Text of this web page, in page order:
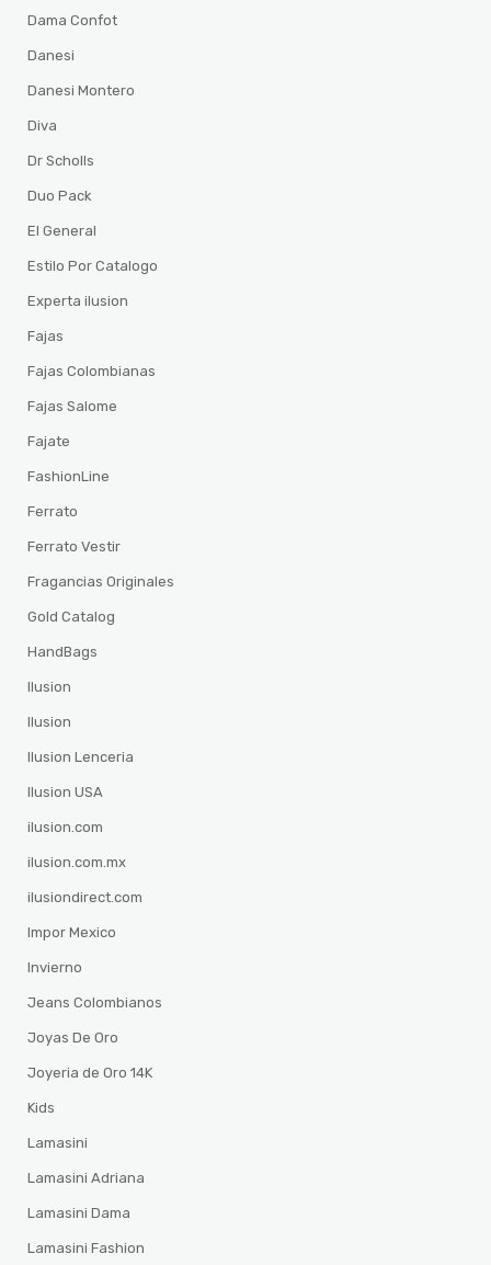
Dama Confot
Danesi
Danesi Montero
Diva
Dr Scholls
Duo Pack
El General
Estilo Por Catalogo
Experta ilusion
Fajas
Fajas Colombianas
Fajas Salome
Fajate
FashionLine
Ferrato
Ferrato Vestir
Fragancias Originales
Gold Catalog
HandBags
Ilusion
Ilusion
Ilusion Lenceria
Ilusion USA
ilusion.com
ilusion.com.mx
ilusiondirect.com
Impor Mexico
Invierno
Jeans Colombianos
Joyas De Oro
Joyeria de Oro 14K
Kids
Lamasini
Lamasini Adriana
Lamasini Dama
Lamasini Fashion